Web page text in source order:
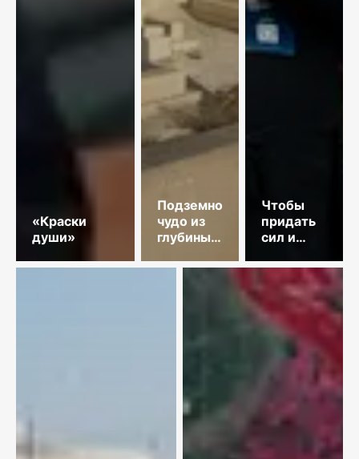
«Краски
души»
Подземное
чудо из
глубины
Чтобы
придать
сил и